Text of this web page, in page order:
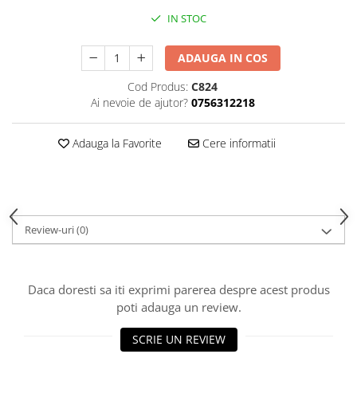
IN STOC
ADAUGA IN COS
Cod Produs: C824
Ai nevoie de ajutor? 0756312218
Adauga la Favorite Cere informatii
Review-uri(0)
Daca doresti sa iti exprimi parerea despre acest produs
poti adauga un review.
SCRIE UN REVIEW